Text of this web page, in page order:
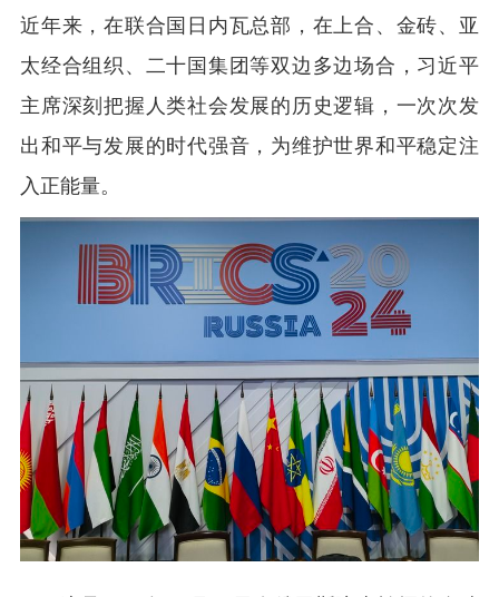
近年来，在联合国日内瓦总部，在上合、金砖、亚
太经合组织、二十国集团等双边多边场合，习近平
主席深刻把握人类社会发展的历史逻辑，一次次发
出和平与发展的时代强音，为维护世界和平稳定注
入正能量。